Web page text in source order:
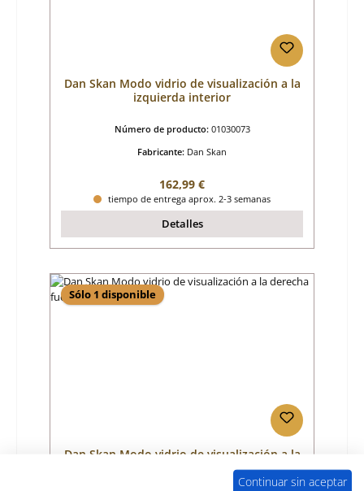
Dan Skan Modo vidrio de visualización a la
izquierda interior
Número de producto: 01030073
Fabricante: Dan Skan
Precio normal:
162,99 €
tiempo de entrega aprox. 2-3 semanas
Detalles
Sólo 1 disponible
Dan Skan Modo vidrio de visualización a la
Continuar sin aceptar